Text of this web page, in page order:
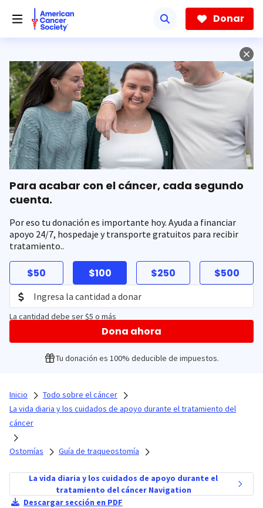
hacia
contenido
Donar
Para acabar con el cáncer, cada segundo
cuenta.
Por eso tu donación es importante hoy. Ayuda a financiar
apoyo 24/7, hospedaje y transporte gratuitos para recibir
tratamiento..
$50 $100 $250 $500
La cantidad debe ser $5 o más
Dona ahora
Tu donación es 100% deducible de impuestos.
Inicio
Todo sobre el cáncer
La vida diaria y los cuidados de apoyo durante el tratamiento del
cáncer
Ostomías Guía de traqueostomía
La vida diaria y los cuidados de apoyo durante el
tratamiento del cáncer Navigation
Descargar sección en PDF